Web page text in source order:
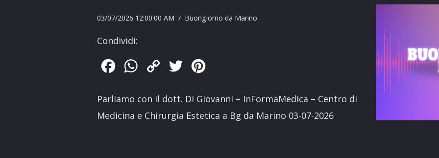
03/07/2026 12:00:00 AM / Buongiorno da Marino
Condividi:
FacebookWhatsApp
Copy
Twitter
Parliamo con il dott. Di Giovanni – InFormaMedica – Centro di
Medicina e Chirurgia Estetica a Bg da Marino 03-07-2026